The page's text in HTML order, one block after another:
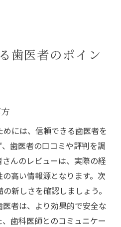
歯医者のポイン
には、信頼できる歯医者を
歯医者の口コミや評判を調
んのレビューは、実際の経
高い情報源となります。次
新しさを確認しましょう。
者は、より効果的で安全な
歯科医師とのコミュニケー